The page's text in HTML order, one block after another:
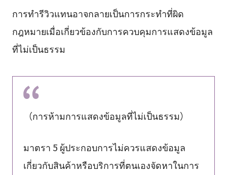
การทำรีวิวแทนอาจกลายเป็นการกระทำที่ผิด
กฎหมายเมื่อเกี่ยวข้องกับการควบคุมการแสดงข้อมูล
ที่ไม่เป็นธรรม
（การห้ามการแสดงข้อมูลที่ไม่เป็นธรรม）
มาตรา 5 ผู้ประกอบการไม่ควรแสดงข้อมูล
เกี่ยวกับสินค้าหรือบริการที่ตนเองจัดหาในการ